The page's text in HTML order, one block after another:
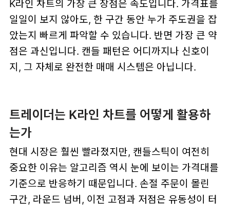
K라인 차트의 가장 큰 장점은 속도입니다. 가격표를
일일이 보지 않아도, 한 구간 동안 누가 주도권을 잡
았는지 빠르게 파악할 수 있습니다. 반면 가장 큰 약
점은 과신입니다. 캔들 패턴은 어디까지나 신호이
지, 그 자체로 완전한 매매 시스템은 아닙니다.
트레이더는 K라인 차트를 어떻게 활용하
는가
현대 시장은 훨씬 빨라졌지만, 캔들스틱이 여전히
중요한 이유는 알고리즘 역시 눈에 보이는 가격대를
기준으로 반응하기 때문입니다. 손절 주문이 몰린
구간, 라운드 넘버, 이전 고점과 저점은 유동성이 터